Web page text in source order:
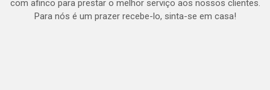
com afinco para prestar o melhor serviço aos nossos clientes.
Para nós é um prazer recebe-lo, sinta-se em casa!